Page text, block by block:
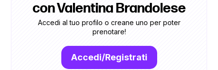
con Valentina Brandolese
Accedi al tuo profilo o creane uno per poter
prenotare!
Accedi/Registrati